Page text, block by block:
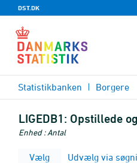
DST.DK
Statistikbanken Borgere
LIGEDB1: Opstillede
Enhed : Antal
Vælg Udvælg via